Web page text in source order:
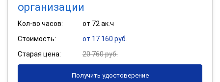
организации
Кол-во часов:
от 72 ак.ч
Стоимость:
от 17 160 руб.
Старая цена:
20 760 руб.
Получить удостоверение